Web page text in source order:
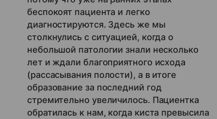
беспокоят пациента и легко
диагностируются. Здесь же мы
столкнулись с ситуацией, когда о
небольшой патологии знали несколько
лет и ждали благоприятного исхода
(рассасывания полости), а в итоге
образование за последний год
стремительно увеличилось. Пациентка
обратилась к нам, когда киста превысила